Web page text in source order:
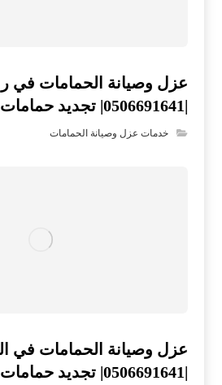
عزل وصيانة الحمامات في
|0506691641| تجديد حمامات
خدمات عزل وصيانة الحمامات
عزل وصيانة الحمامات في
|0506691641| تجديد حمامات